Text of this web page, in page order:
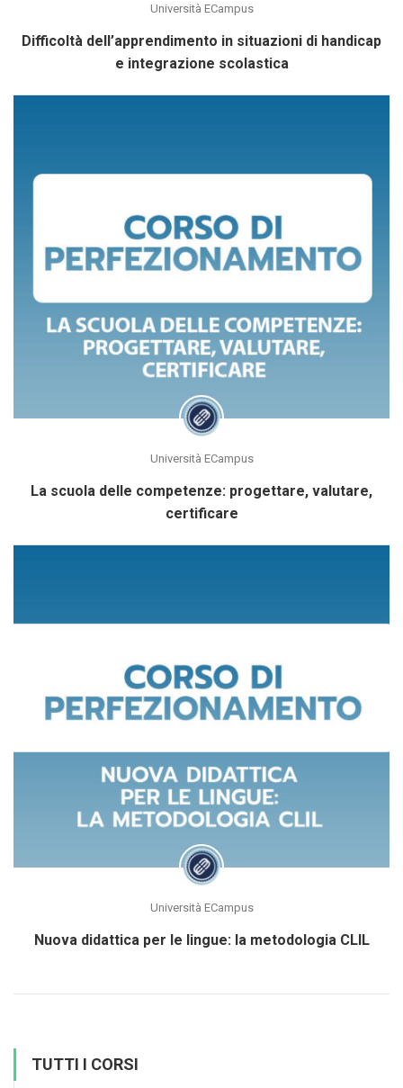
Università ECampus
Difficoltà dell’apprendimento in situazioni di handicap
e integrazione scolastica
Università ECampus
La scuola delle competenze: progettare, valutare,
certificare
Università ECampus
Nuova didattica per le lingue: la metodologia CLIL
TUTTI I CORSI